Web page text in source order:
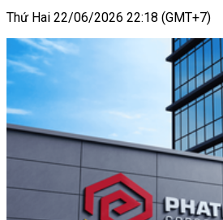
Thứ Hai 22/06/2026 22:18 (GMT+7)